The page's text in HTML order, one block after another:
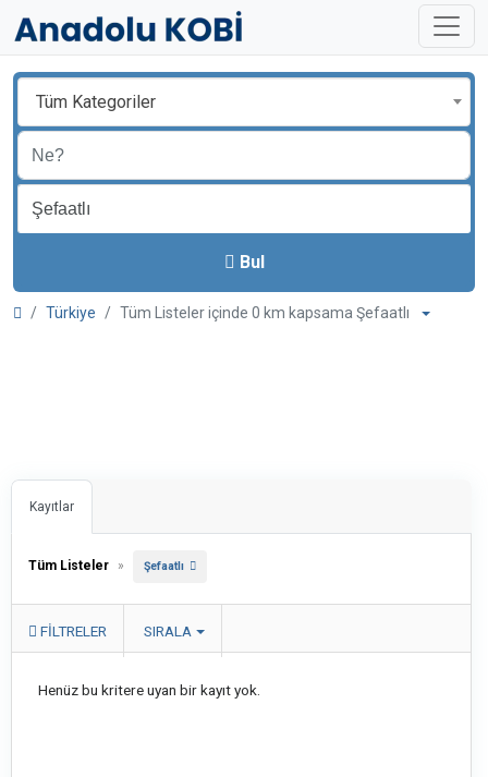
Tüm Kategoriler
Bul
Türkiye Tüm Listeler içinde 0 km kapsama Şefaatlı
Kayıtlar
Tüm Listeler » Şefaatlı
FILTRELER SIRALA
Henüz bu kritere uyan bir kayıt yok.